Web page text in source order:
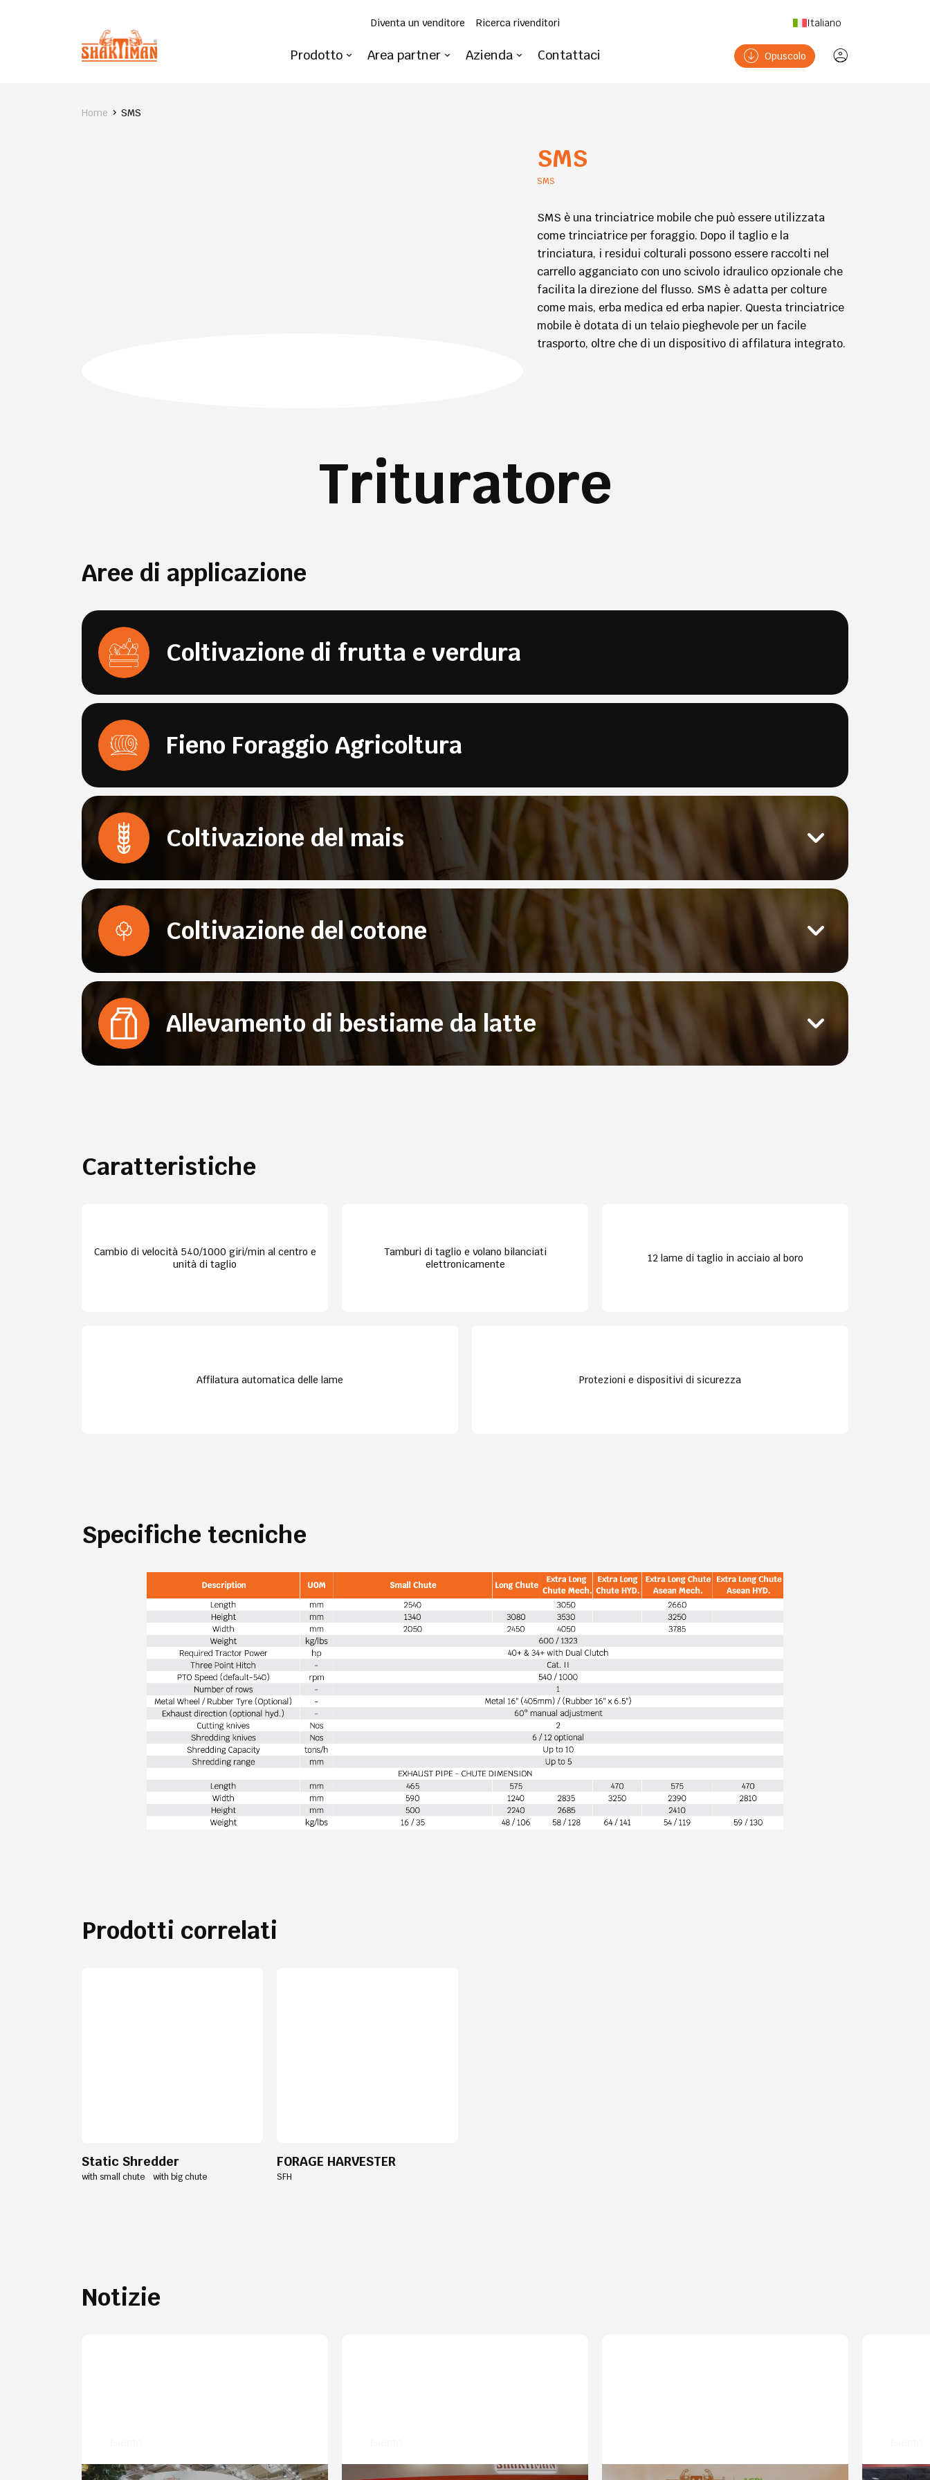
Diventa un venditore Ricerca rivenditori Italiano
Prodotto Area partner Azienda Contattaci Opuscolo
Home SMS
SMS
SMS
SMS è una trinciatrice mobile che può essere utilizzata
come trinciatrice per foraggio. Dopo il taglio e la
trinciatura, i residui colturali possono essere raccolti nel
carrello agganciato con uno scivolo idraulico opzionale che
facilita la direzione del flusso. SMS è adatta per colture
come mais, erba medica ed erba napier. Questa trinciatrice
mobile è dotata di un telaio pieghevole per un facile
trasporto, oltre che di un dispositivo di affilatura integrato.
Trituratore
Aree di applicazione
Coltivazione di frutta e verdura
Fieno Foraggio Agricoltura
Coltivazione del mais
Coltivazione del cotone
Allevamento di bestiame da latte
Caratteristiche
Cambio di velocità 540/1000 giri/min al centro e
unità di taglio
Tamburi di taglio e volano bilanciati
elettronicamente
12 lame di taglio in acciaio al boro
Affilatura automatica delle lame Protezioni e dispositivi di sicurezza
Specifiche tecniche
Prodotti correlati
Static Shredder
with small chute with big chute
FORAGE HARVESTER
SFH
Notizie